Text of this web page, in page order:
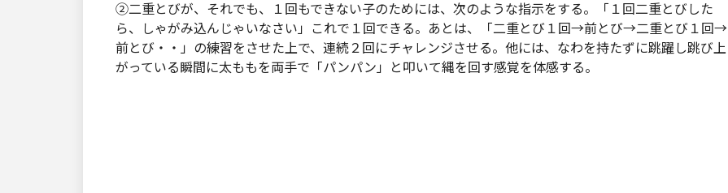
②二重とびが、それでも、１回もできない子のためには、次のような指示をする。「１回二重とびした
ら、しゃがみ込んじゃいなさい」これで１回できる。あとは、「二重とび１回→前とび→二重とび１回→
前とび・・」の練習をさせた上で、連続２回にチャレンジさせる。他には、なわを持たずに跳躍し跳び上
がっている瞬間に太ももを両手で「パンパン」と叩いて縄を回す感覚を体感する。